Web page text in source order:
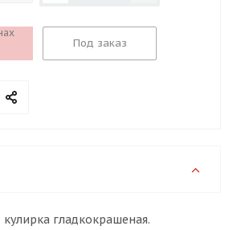
Под заказ
гладкокрашеная.